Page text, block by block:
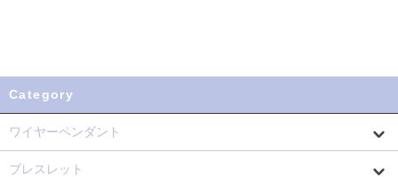
Category
ワイヤーペンダント
ブレスレット